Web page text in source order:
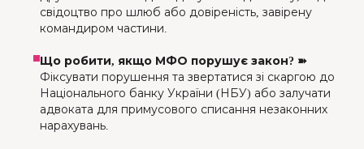
свідоцтво про шлюб або довіреність, завірену
командиром частини.
Що робити, якщо МФО порушує закон? ➽
Фіксувати порушення та звертатися зі скаргою до
Національного банку України (НБУ) або залучати
адвоката для примусового списання незаконних
нарахувань.